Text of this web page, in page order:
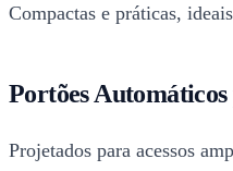
Compactas e práticas,
Portões
Projetados para acessos